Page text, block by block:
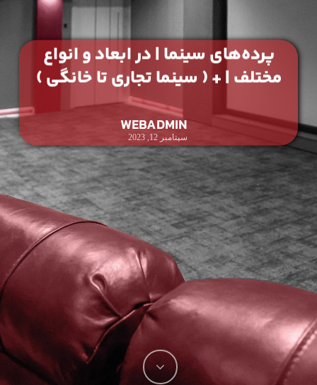
پرده‌های سینما | در ابعاد و انواع
مختلف | + ( سینما تجاری تا خانگی )
WEBADMIN
سپتامبر 12, 2023